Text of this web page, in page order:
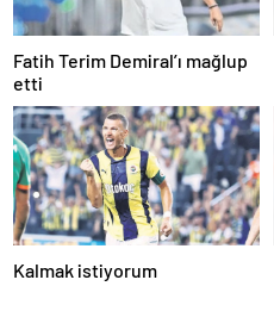
Fatih Terim Demiral’ı mağlup
etti
Kalmak istiyorum